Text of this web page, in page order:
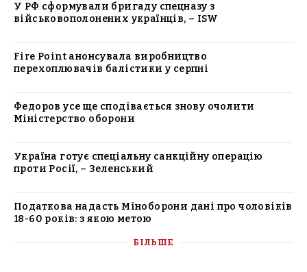
У РФ сформували бригаду спецназу з
військовополонених українців, – ISW
Fire Point анонсувала виробництво
перехоплювачів балістики у серпні
Федоров усе ще сподівається знову очолити
Міністерство оборони
Україна готує спеціальну санкційну операцію
проти Росії, – Зеленський
Податкова надасть Міноборони дані про чоловіків
18-60 років: з якою метою
БІЛЬШЕ